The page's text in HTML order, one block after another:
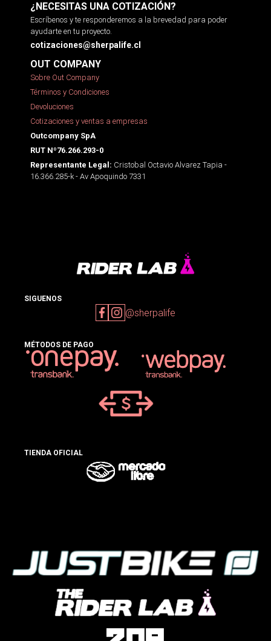
¿NECESITAS UNA COTIZACIÓN?
Escríbenos y te responderemos a la brevedad para poder
ayudarte en tu proyecto.
cotizaciones@sherpalife.cl
OUT COMPANY
Sobre Out Company
Términos y Condiciones
Devoluciones
Cotizaciones y ventas a empresas
Outcompany SpA
RUT Nº76.266.293-0
Representante Legal: Cristobal Octavio Alvarez Tapia -
16.366.285-k - Av Apoquindo 7331
SIGUENOS
@sherpalife
MÉTODOS DE PAGO
TIENDA OFICIAL